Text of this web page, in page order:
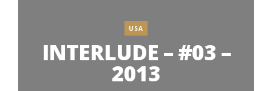
USA
INTERLUDE – #03 –
2013